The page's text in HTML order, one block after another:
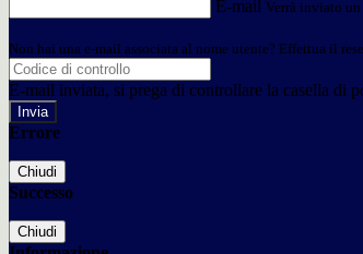
E-mail Verrà inviato
Non hai una e-mail associata al nome utente? Effettua il
E-mail inviata, si prega di controllare la casella di
Errore
Chiudi
Successo
Chiudi